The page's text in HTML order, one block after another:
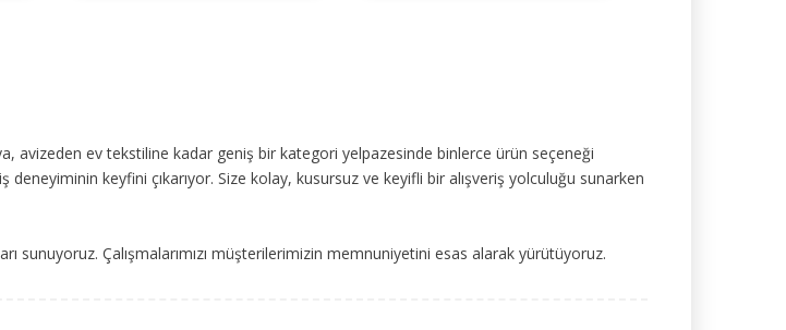
avizeden ev tekstiline kadar geniş bir kategori yelpazesinde binlerce ürün seçeneği
keyfini çıkarıyor. Size kolay, kusursuz ve keyifli bir alışveriş yolculuğu sunarken
sunuyoruz. Çalışmalarımızı müşterilerimizin memnuniyetini esas alarak yürütüyoruz.